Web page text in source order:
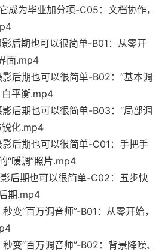
成为毕业加分项-C05：文档协作，
后期也可以很简单-B01：从零开
面.mp4
后期也可以很简单-B02：“基本调
白平衡.mp4
后期也可以很简单-B03：“局部调
锐化.mp4
后期也可以很简单-C01：手把手
“暖调”照片.mp4
后期也可以很简单-C02：五步快
期.mp4
变“百万调音师”-B01：从零开始，
变“百万调音师”-B02：背景降噪、